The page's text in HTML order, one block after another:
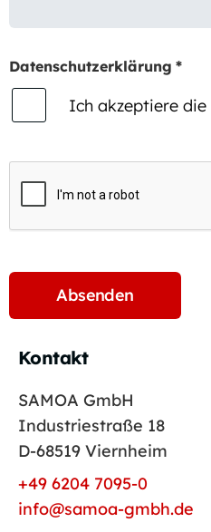
Datenschutzerklärung *
Ich akzeptiere die
Kontakt
SAMOA GmbH
Industriestraße 18
D-68519 Viernheim
+49 6204 7095-0
info@samoa-gmbh.de